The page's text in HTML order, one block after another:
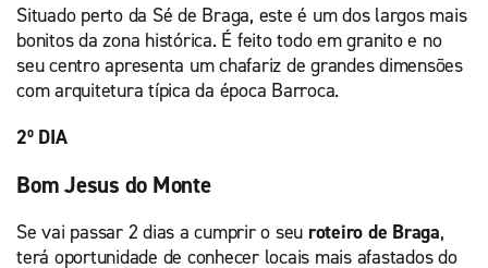
Situado perto da Sé de Braga, este é um dos largos mais
bonitos da zona histórica. É feito todo em granito e no
seu centro apresenta um chafariz de grandes dimensões
com arquitetura típica da época Barroca.
2º DIA
Bom Jesus do Monte
Se vai passar 2 dias a cumprir o seu roteiro de Braga,
terá oportunidade de conhecer locais mais afastados do